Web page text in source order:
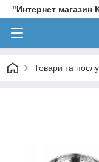
"Интернет магазин
Товари та